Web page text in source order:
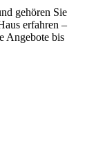
gehören Sie
erfahren –
Angebote bis